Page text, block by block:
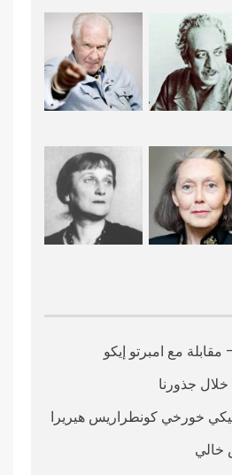
مع امبرتو إيكو
جذورنا
خورخي كونطراريس هيريرا
خالي